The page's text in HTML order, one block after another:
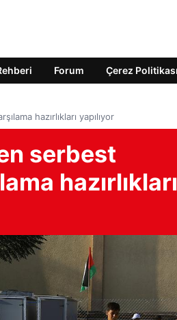
Forum Çerez Politikası
hazırlıkları yapılıyor
serbest
hazırlıkları